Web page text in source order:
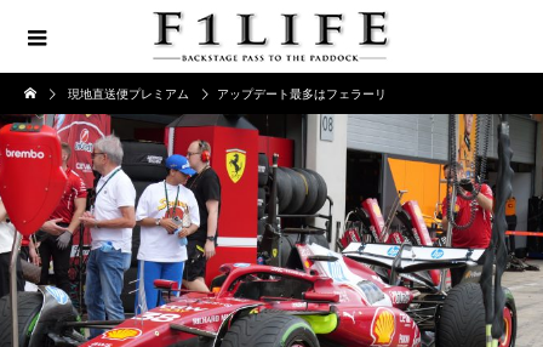
現地直送便プレミアム アップデート最多はフェラーリ